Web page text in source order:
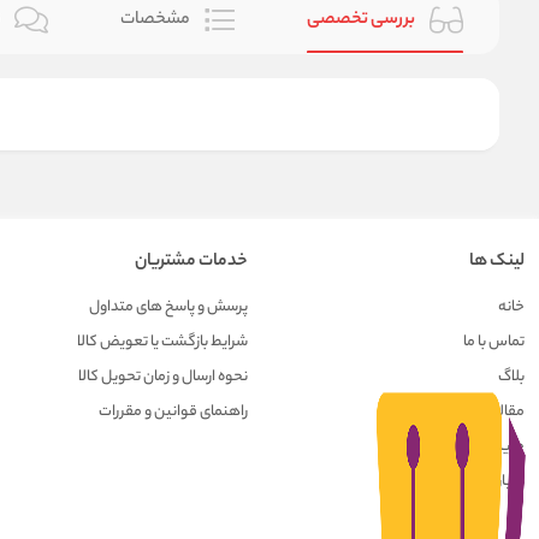
بررسی تخصصی مشخصات
لینک ها
خانه
تماس با ما
بلاگ
مقالات
حریم خصوصی کاربران
درباره ما
خدمات مشتریان
پرسش و پاسخ های متداول
شرایط بازگشت یا تعویض کالا
نحوه ارسال و زمان تحویل کالا
راهنمای قوانین و مقررات